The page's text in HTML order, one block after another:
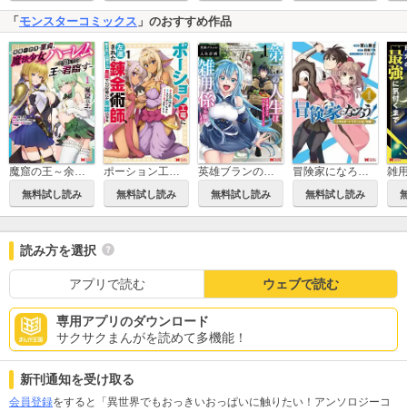
「 モンスターコミックス 」のおすすめ作品
魔窟の王～余命一か月の童貞、魔法少女ハーレムを築いて王へ君臨す～(コミック)
無料試し読み
ポーション工場に左遷された錬金術師、美少女に拉致され異国でいつの間にか英雄になる(コミック)
無料試し読み
英雄ブランの人生計画 第二の人生は雑用係でお願いします(コミック)
無料試し読み 無料試し読み
読み方を選択
アプリで読む ウェブで読む
専用アプリのダウンロード
サクサクまんがを読めて多機能！
新刊通知を受け取る
会員登録をすると「異世界でもおっきいおっぱいに触りたい！アンソロジーコ